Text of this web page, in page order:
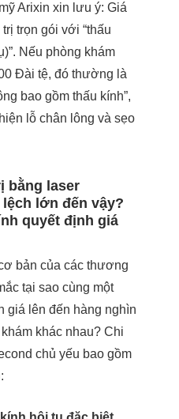
Arixin xin lưu ý: Giá
trọn gói với “thấu
Nếu phòng khám
Đài tệ, đó thường là
bao gồm thấu kính”,
lỗ chân lông và sẹo
bằng laser
lớn đến vậy?
quyết định giá
bản của các thương
tại sao cùng một
giá lên đến hàng nghìn
khác nhau? Chi
chủ yếu bao gồm